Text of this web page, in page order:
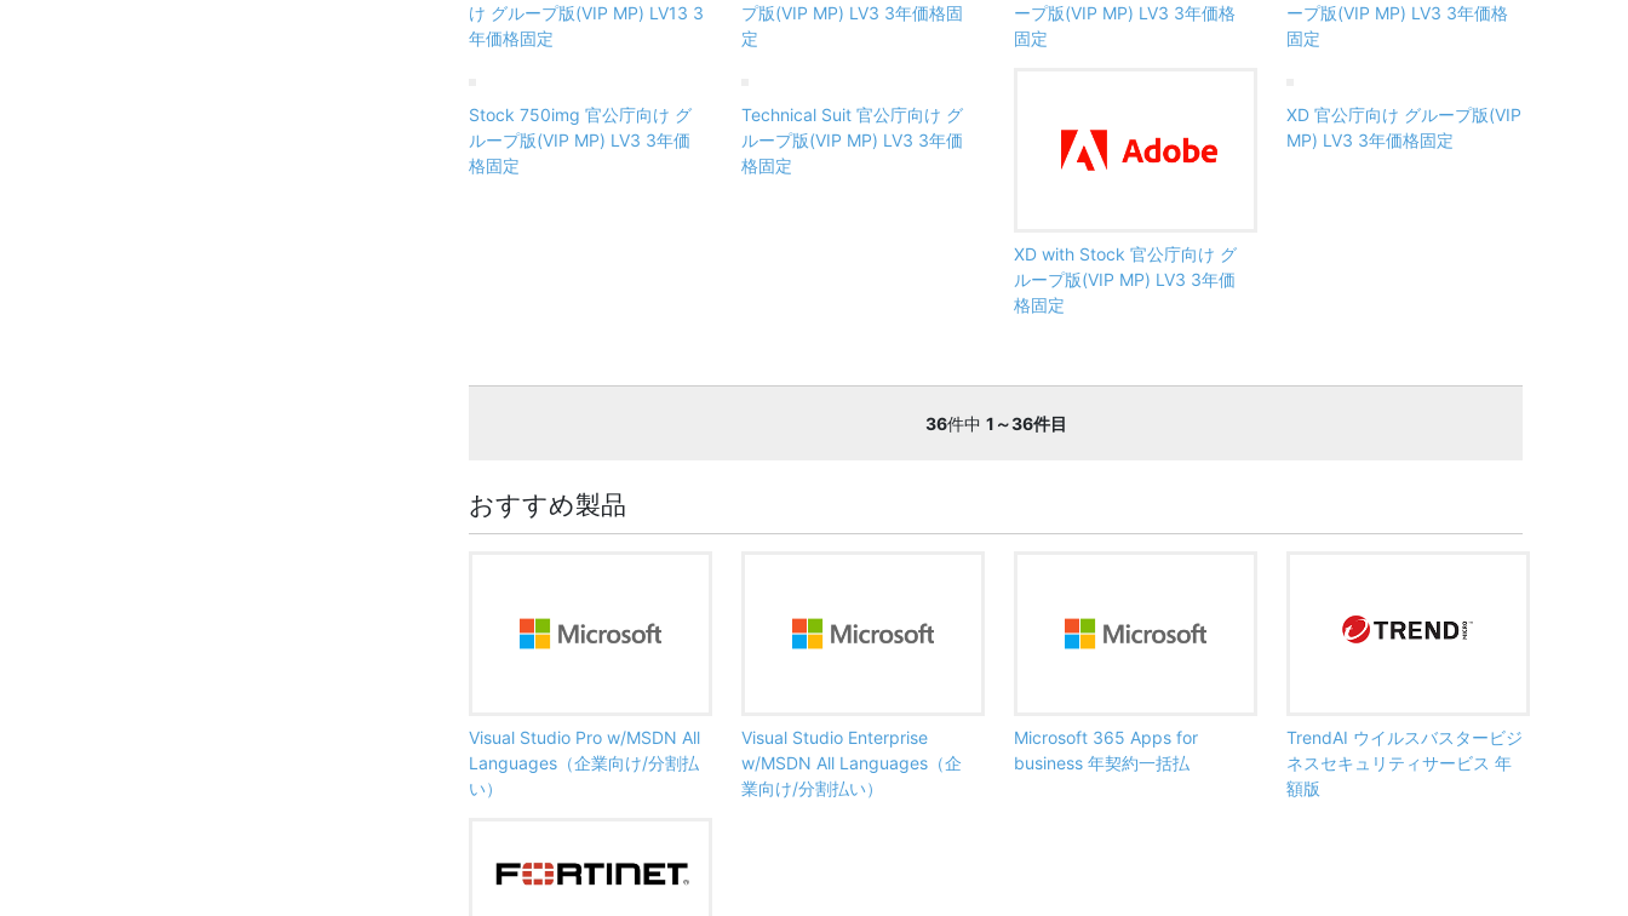
け グループ版(VIP MP) LV13 3
年価格固定
プ版(VIP MP) LV3 3年価格固
定
ープ版(VIP MP) LV3 3年価格
固定
ープ版(VIP MP) LV3 3年価格
固定
Stock 750img 官公庁向け グ
ループ版(VIP MP) LV3 3年価
格固定
Technical Suit 官公庁向け グ
ループ版(VIP MP) LV3 3年価
格固定
XD with Stock 官公庁向け グ
ループ版(VIP MP) LV3 3年価
格固定
XD 官公庁向け グループ版(VIP
MP) LV3 3年価格固定
36件中 1～36件目
おすすめ製品
Visual Studio Pro w/MSDN All
Languages（企業向け/分割払
い）
Visual Studio Enterprise
w/MSDN All Languages（企
業向け/分割払い）
Microsoft 365 Apps for
business 年契約一括払
TrendAI ウイルスバスタービジ
ネスセキュリティサービス 年
額版